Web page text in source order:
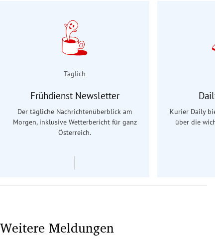
Täglich
Frühdienst Newsletter
Der tägliche Nachrichtenüberblick am
Morgen, inklusive Wetterbericht für ganz
Österreich.
Daily
Kurier Daily
über die
Weitere Meldungen